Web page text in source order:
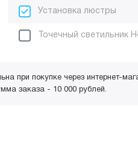
Установка люстры
Точечный светильник
при покупке через интернет-
заказа - 10 000 рублей.